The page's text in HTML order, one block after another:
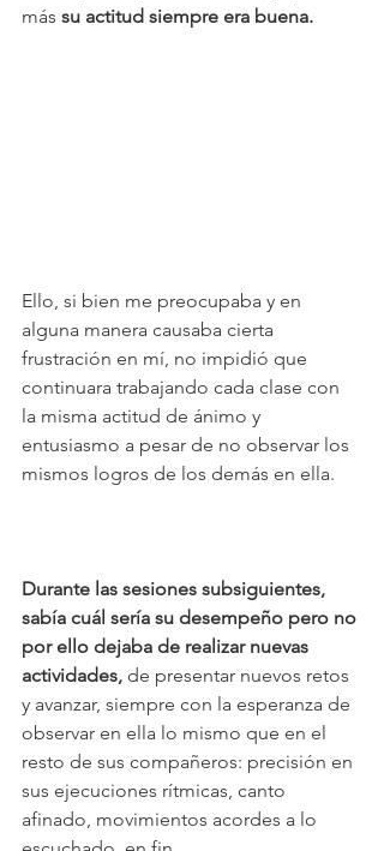
más su actitud siempre era buena.
Ello, si bien me preocupaba y en
alguna manera causaba cierta
frustración en mí, no impidió que
continuara trabajando cada clase con
la misma actitud de ánimo y
entusiasmo a pesar de no observar los
mismos logros de los demás en ella.
Durante las sesiones subsiguientes,
sabía cuál sería su desempeño pero no
por ello dejaba de realizar nuevas
actividades, de presentar nuevos retos
y avanzar, siempre con la esperanza de
observar en ella lo mismo que en el
resto de sus compañeros: precisión en
sus ejecuciones rítmicas, canto
afinado, movimientos acordes a lo